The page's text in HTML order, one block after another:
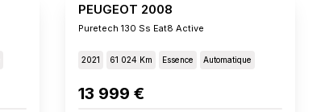
PEUGEOT 2008
Puretech 130 Ss Eat8 Active
2021 61 024 Km Essence Automatique
13 999 €